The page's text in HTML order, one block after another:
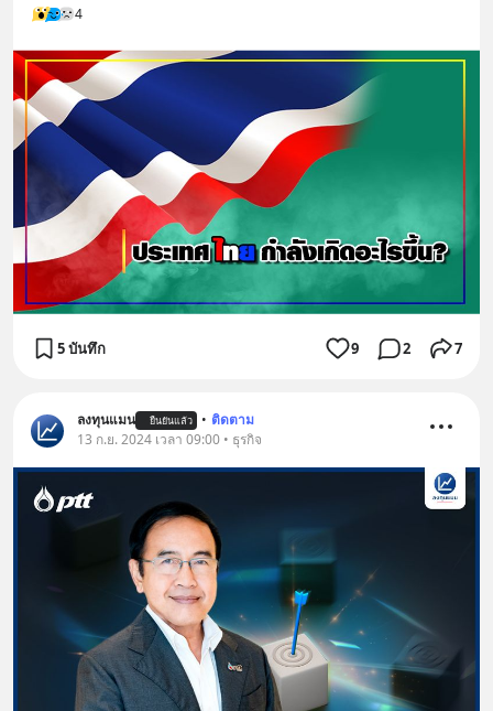
4
5 บันทึก 9 2 7
ลงทุนแมน ยืนยันแล้ว • ติดตาม
13 ก.ย. 2024 เวลา 09:00 • ธุรกิจ